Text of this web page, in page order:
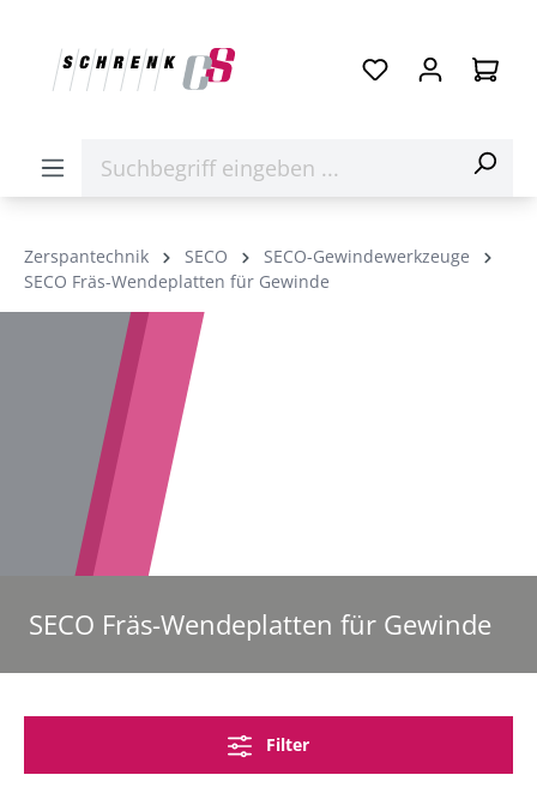
Zerspantechnik SECO
SECO-Gewindewerkzeuge
SECO Fräs-Wendeplatten für Gewinde
SECO Fräs-Wendeplatten für Gewinde
Filter